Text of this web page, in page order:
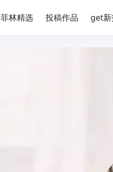
菲林精选 投稿作品 get新